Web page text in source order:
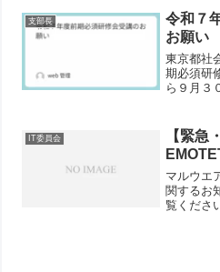
支部長
令和７
お願い
東京都社
期必須研
ら９月３
修ですの
す。
IT委員会
【緊急
マルウエ
関するお
覧くださ